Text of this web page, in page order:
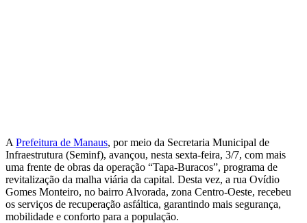
A Prefeitura de Manaus, por meio da Secretaria Municipal de
Infraestrutura (Seminf), avançou, nesta sexta-feira, 3/7, com mais
uma frente de obras da operação “Tapa-Buracos”, programa de
revitalização da malha viária da capital. Desta vez, a rua Ovídio
Gomes Monteiro, no bairro Alvorada, zona Centro-Oeste, recebeu
os serviços de recuperação asfáltica, garantindo mais segurança,
mobilidade e conforto para a população.